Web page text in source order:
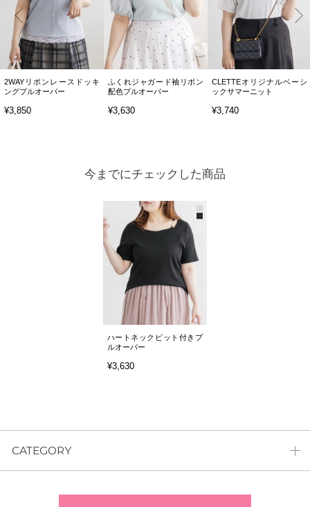
2WAYリボンレースドッキ
ングプルオーバー
¥3,850
ふくれジャガード袖リボン
配色プルオーバー
¥3,630
CLETTEオリジナルベーシ
ックサマーニット
¥3,740
今までにチェックした商品
ハートネックビット付きプ
ルオーバー
¥3,630
CATEGORY